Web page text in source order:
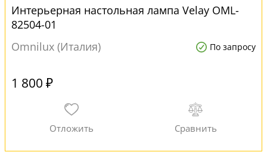
Интерьерная настольная лампа Velay OML-
82504-01
Omnilux (Италия)
По запросу
1 800 ₽